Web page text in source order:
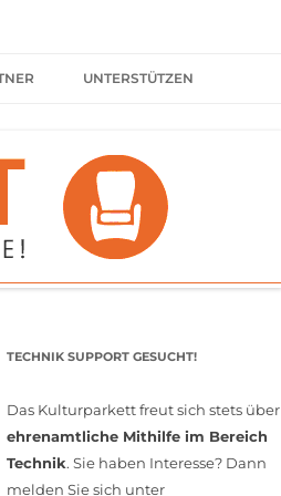
UNTERSTÜTZEN
SPENDEN
FÖRDERMITGLIED WERDEN
MITGLIEDSCHAFT
TECHNIK SUPPORT GESUCHT!
Das Kulturparkett freut sich stets über
ehrenamtliche Mithilfe im Bereich
Technik. Sie haben Interesse? Dann
melden Sie sich unter